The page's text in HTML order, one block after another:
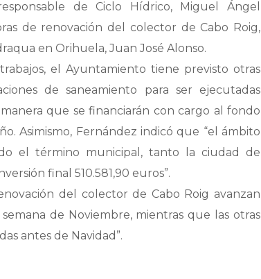
de Ciclo Hídrico, Miguel Ángel
de renovación del colector de Cabo Roig,
en Orihuela, Juan José Alonso.
el Ayuntamiento tiene previsto otras
de saneamiento para ser ejecutadas
que se financiarán con cargo al fondo
Asimismo, Fernández indicó que “el ámbito
el término municipal, tanto la ciudad de
final 510.581,90 euros”.
del colector de Cabo Roig avanzan
de Noviembre, mientras que las otras
antes de Navidad”.